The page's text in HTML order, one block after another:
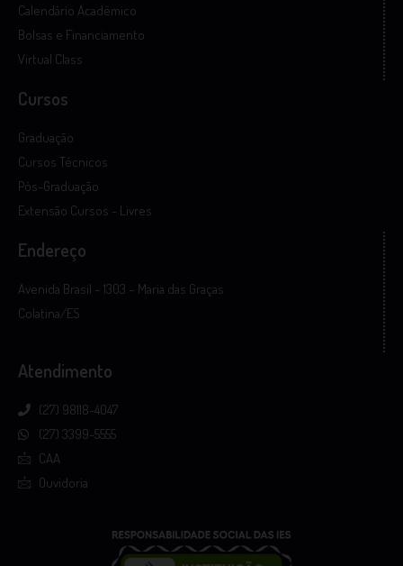
Calendário Acadêmico
Bolsas e Financiamento
Virtual Class
Cursos
Graduação
Cursos Técnicos
Pós-Graduação
Extensão Cursos - Livres
Endereço
Avenida Brasil – 1303 – Maria das Graças
Colatina/ES
Atendimento
(27) 98118-4047
(27) 3399-5555
CAA
Ouvidoria